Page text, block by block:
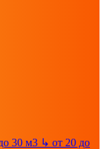
30 м3 ↳ от 20 до